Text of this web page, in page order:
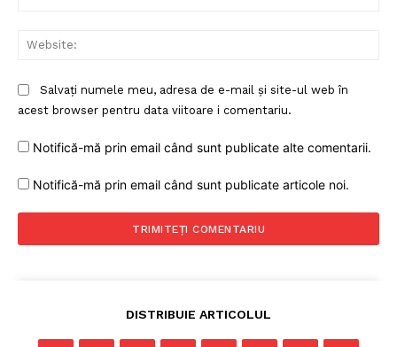
Salvați numele meu, adresa de e-mail și site-ul web în
acest browser pentru data viitoare i comentariu.
Notifică-mă prin email când sunt publicate alte comentarii.
Notifică-mă prin email când sunt publicate articole noi.
DISTRIBUIE ARTICOLUL